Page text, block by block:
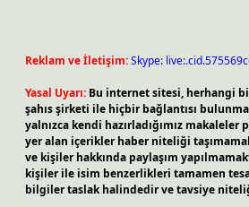
Reklam ve İletişim:Skype:
Yasal Uyarı: Bu internet sitesi, herhangi
şahıs şirketi ile hiçbir bağlantısı
yalnızca kendi hazırladığımız makaleler
yer alan içerikler haber niteliği
ve kişiler hakkında paylaşım
kişiler ile isim benzerlikleri tamamen
bilgiler taslak halindedir ve tavsiye